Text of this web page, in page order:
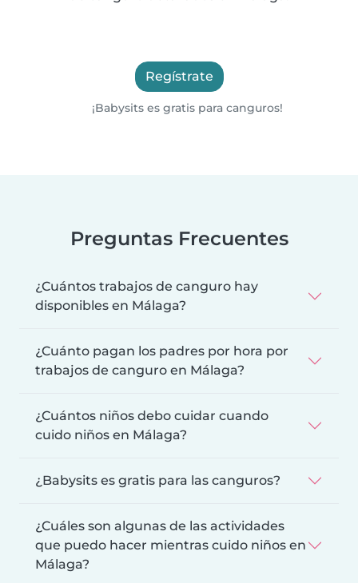
Regístrate
¡Babysits es gratis para canguros!
Preguntas Frecuentes
¿Cuántos trabajos de canguro hay
disponibles en Málaga?
¿Cuánto pagan los padres por hora por
trabajos de canguro en Málaga?
¿Cuántos niños debo cuidar cuando
cuido niños en Málaga?
¿Babysits es gratis para las canguros?
¿Cuáles son algunas de las actividades
que puedo hacer mientras cuido niños en
Málaga?